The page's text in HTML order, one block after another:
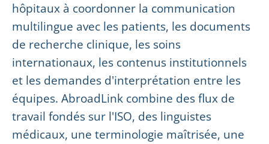
hôpitaux à coordonner la communication
multilingue avec les patients, les documents
de recherche clinique, les soins
internationaux, les contenus institutionnels
et les demandes d'interprétation entre les
équipes. AbroadLink combine des flux de
travail fondés sur l'ISO, des linguistes
médicaux, une terminologie maîtrisée, une